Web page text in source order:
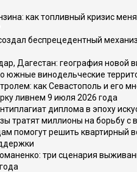
как топливный кризис
беспрецедентный
Дагестан: география новой
южные винодельческие
как Севастополь и его
ливнем 9 июля 2026 года
диплома в эпоху
тратят миллионы на борьбу
помогут решить квартирный
три сценария